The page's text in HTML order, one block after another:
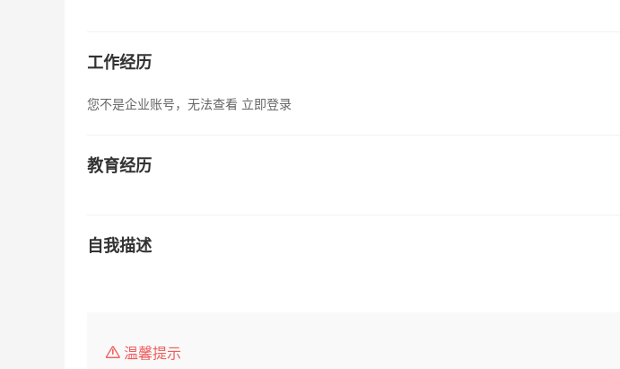
工作经历
您不是企业账号，无法查看 立即登录
教育经历
自我描述
温馨提示